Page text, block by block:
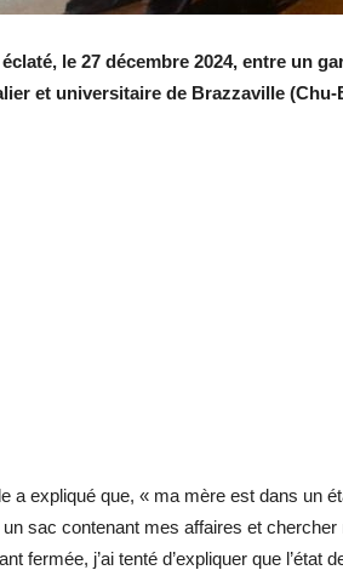
le 27 décembre 2024, entre un
et universitaire de Brazzaville (Chu-
a expliqué que, « ma mère est dans un
sac contenant mes affaires et
fermée, j’ai tenté d’expliquer que